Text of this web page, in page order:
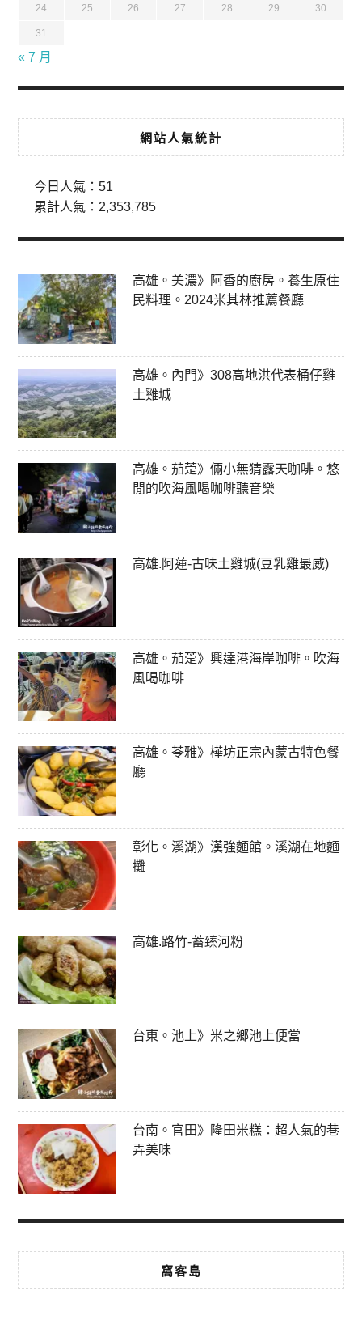
24 25 26 27 28 29 30
31
« 7 月
網站人氣統計
今日人氣：51
累計人氣： 2,353,785
高雄。美濃》阿香的廚房。養生原住
民料理。2024米其林推薦餐廳
高雄。內門》308高地洪代表桶仔雞
土雞城
高雄。茄萣》倆小無猜露天咖啡。悠
閒的吹海風喝咖啡聽音樂
高雄.阿蓮-古味土雞城(豆乳雞最威)
高雄。茄萣》興達港海岸咖啡。吹海
風喝咖啡
高雄。苓雅》樺坊正宗內蒙古特色餐
廳
彰化。溪湖》漢強麵館。溪湖在地麵
攤
高雄.路竹-蓄臻河粉
台東。池上》米之鄉池上便當
台南。官田》隆田米糕：超人氣的巷
弄美味
窩客島